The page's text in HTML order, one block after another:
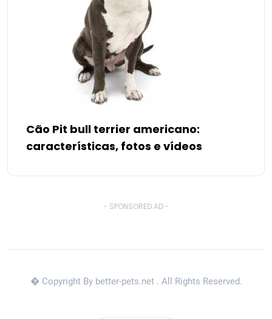
Cão Pit bull terrier americano:
características, fotos e vídeos
- SPONSORED AD -
� Copyright By better-pets.net . All Rights Reserved.